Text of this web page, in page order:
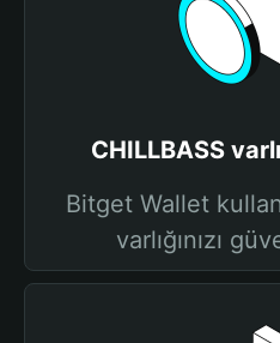
CHILLBASS
Bitget Wallet
varlığınızı